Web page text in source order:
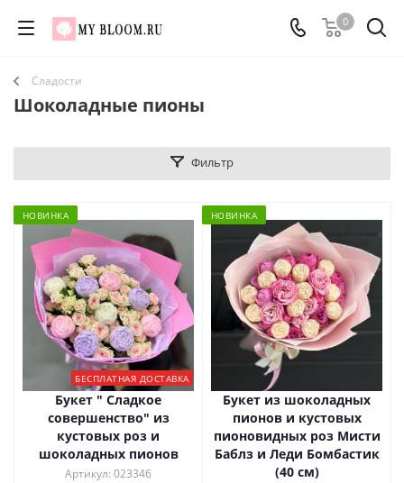
0
Сладости
Шоколадные пионы
Фильтр
НОВИНКА
БЕСПЛАТНАЯ ДОСТАВКА
Букет " Сладкое
совершенство" из
кустовых роз и
шоколадных пионов
Артикул: 023346
НОВИНКА
Букет из шоколадных
пионов и кустовых
пионовидных роз Мисти
Баблз и Леди Бомбастик
(40 см)